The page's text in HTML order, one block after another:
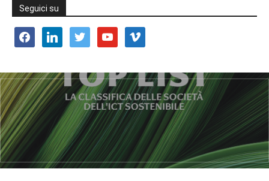
Seguici su
facebooklinkedin twitter youtube vimeo